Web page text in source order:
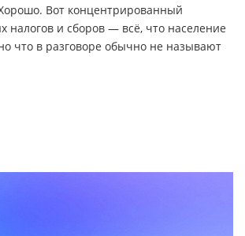
Вот концентрированный
налогов и сборов — всё, что население
что в разговоре обычно не называют